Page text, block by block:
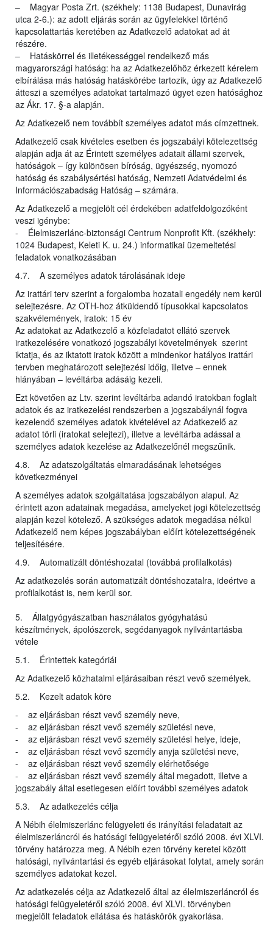
– Magyar Posta Zrt. (székhely: 1138 Budapest, Dunavirág
utca 2-6.): az adott eljárás során az ügyfelekkel történő
kapcsolattartás keretében az Adatkezelő adatokat ad át
részére.
– Hatáskörrel és illetékességgel rendelkező más
magyarországi hatóság: ha az Adatkezelőhöz érkezett kérelem
elbírálása más hatóság hatáskörébe tartozik, úgy az Adatkezelő
átteszi a személyes adatokat tartalmazó ügyet ezen hatósághoz
az Ákr. 17. §-a alapján.
Az Adatkezelő nem továbbít személyes adatot más címzettnek.
Adatkezelő csak kivételes esetben és jogszabályi kötelezettség
alapján adja át az Érintett személyes adatait állami szervek,
hatóságok – így különösen bíróság, ügyészség, nyomozó
hatóság és szabálysértési hatóság, Nemzeti Adatvédelmi és
Információszabadság Hatóság – számára.
Az Adatkezelő a megjelölt cél érdekében adatfeldolgozóként
veszi igénybe:
- Élelmiszerlánc-biztonsági Centrum Nonprofit Kft. (székhely:
1024 Budapest, Keleti K. u. 24.) informatikai üzemeltetési
feladatok vonatkozásában
4.7. A személyes adatok tárolásának ideje
Az irattári terv szerint a forgalomba hozatali engedély nem kerül
selejtezésre. Az OTH-hoz átküldendő típusokkal kapcsolatos
szakvélemények, iratok: 15 év
Az adatokat az Adatkezelő a közfeladatot ellátó szervek
iratkezelésére vonatkozó jogszabályi követelmények szerint
iktatja, és az iktatott iratok között a mindenkor hatályos irattári
tervben meghatározott selejtezési időig, illetve – ennek
hiányában – levéltárba adásáig kezeli.
Ezt követően az Ltv. szerint levéltárba adandó iratokban foglalt
adatok és az iratkezelési rendszerben a jogszabálynál fogva
kezelendő személyes adatok kivételével az Adatkezelő az
adatot törli (iratokat selejtezi), illetve a levéltárba adással a
személyes adatok kezelése az Adatkezelőnél megszűnik.
4.8. Az adatszolgáltatás elmaradásának lehetséges
következményei
A személyes adatok szolgáltatása jogszabályon alapul. Az
érintett azon adatainak megadása, amelyeket jogi kötelezettség
alapján kezel kötelező. A szükséges adatok megadása nélkül
Adatkezelő nem képes jogszabályban előírt kötelezettségének
teljesítésére.
4.9. Automatizált döntéshozatal (továbbá profilalkotás)
Az adatkezelés során automatizált döntéshozatalra, ideértve a
profilalkotást is, nem kerül sor.
5. Állatgyógyászatban használatos gyógyhatású
készítmények, ápolószerek, segédanyagok nyilvántartásba
vétele
5.1. Érintettek kategóriái
Az Adatkezelő közhatalmi eljárásaiban részt vevő személyek.
5.2. Kezelt adatok köre
- az eljárásban részt vevő személy neve,
- az eljárásban részt vevő személy születési neve,
- az eljárásban részt vevő személy születési helye, ideje,
- az eljárásban részt vevő személy anyja születési neve,
- az eljárásban részt vevő személy elérhetősége
- az eljárásban részt vevő személy által megadott, illetve a
jogszabály által esetlegesen előírt további személyes adatok
5.3. Az adatkezelés célja
A Nébih élelmiszerlánc felügyeleti és irányítási feladatait az
élelmiszerláncról és hatósági felügyeletéről szóló 2008. évi XLVI.
törvény határozza meg. A Nébih ezen törvény keretei között
hatósági, nyilvántartási és egyéb eljárásokat folytat, amely során
személyes adatokat kezel.
Az adatkezelés célja az Adatkezelő által az élelmiszerláncról és
hatósági felügyeletéről szóló 2008. évi XLVI. törvényben
megjelölt feladatok ellátása és hatáskörök gyakorlása.